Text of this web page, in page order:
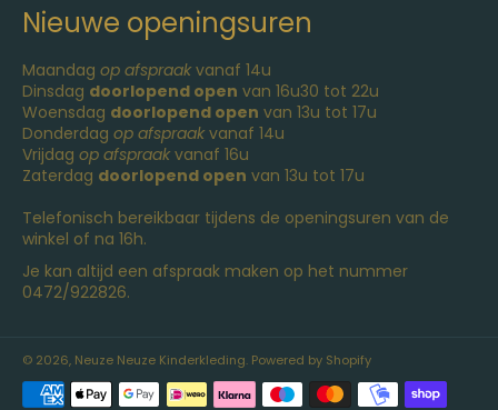
Nieuwe openingsuren
Maandag op afspraak vanaf 14u
Dinsdag doorlopend open van 16u30 tot 22u
Woensdag doorlopend open van 13u tot 17u
Donderdag op afspraak vanaf 14u
Vrijdag op afspraak vanaf 16u
Zaterdag doorlopend open van 13u tot 17u
Telefonisch bereikbaar tijdens de openingsuren van de
winkel of na 16h.
Je kan altijd een afspraak maken op het nummer
0472/922826.
© 2026, Neuze Neuze Kinderkleding. Powered by Shopify
Betaalmethoden